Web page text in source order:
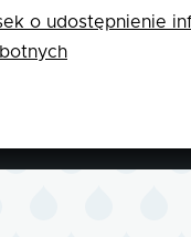
o udostępnienie